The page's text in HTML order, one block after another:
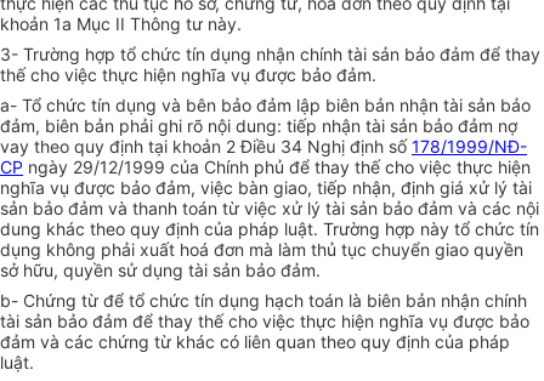
khoản 1a Mục II Thông tư này.
3- Trường hợp tổ chức tín dụng nhận chính tài sản bảo đảm để thay
thế cho việc thực hiện nghĩa vụ được bảo đảm.
a- Tổ chức tín dụng và bên bảo đảm lập biên bản nhận tài sản bảo
đảm, biên bản phải ghi rõ nội dung: tiếp nhận tài sản bảo đảm nợ
vay theo quy định tại khoản 2 Điều 34 Nghị định số178/1999/NĐ-
CP ngày 29/12/1999 của Chính phủ để thay thế cho việc thực hiện
nghĩa vụ được bảo đảm, việc bàn giao, tiếp nhận, định giá xử lý tài
sản bảo đảm và thanh toán từ việc xử lý tài sản bảo đảm và các nội
dung khác theo quy định của pháp luật. Trường hợp này tổ chức tín
dụng không phải xuất hoá đơn mà làm thủ tục chuyển giao quyền
sở hữu, quyền sử dụng tài sản bảo đảm.
b- Chứng từ để tổ chức tín dụng hạch toán là biên bản nhận chính
tài sản bảo đảm để thay thế cho việc thực hiện nghĩa vụ được bảo
đảm và các chứng từ khác có liên quan theo quy định của pháp
luật.